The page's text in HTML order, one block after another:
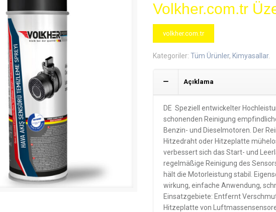
Volkher.com.tr
volkher.com.tr
Kategoriler:Tüm Ürünler, Kimyasallar.
Açıklama
DE Speziell entwickelter
schonenden Reinigung
Benzin- und Dieselmotoren. Der
Hitzedraht oder Hitzeplatte
verbessert sich das Start- und
regelmäßige Reinigung des
hält die Motorleistung stabil.
wirkung, einfache Anwendung,
Einsatzgebiete: Entfernt
Hitzeplatte von